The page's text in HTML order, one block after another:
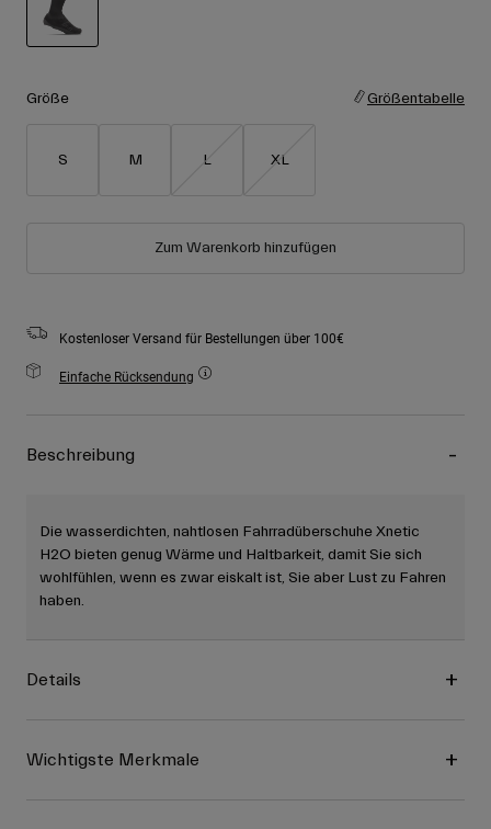
Handschuhe
Ersatzteile
Verwendungszweck
Größe Größentabelle
S M L XL
Zum Warenkorb hinzufügen
Kostenloser Versand für Bestellungen über 100€
Einfache Rücksendung
Beschreibung
Die wasserdichten, nahtlosen Fahrradüberschuhe Xnetic
H2O bieten genug Wärme und Haltbarkeit, damit Sie sich
wohlfühlen, wenn es zwar eiskalt ist, Sie aber Lust zu Fahren
haben.
Details
Wichtigste Merkmale